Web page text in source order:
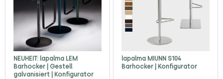
NEUHEIT: lapalma LEM
Barhocker | Gestell
galvanisiert | Konfigurator
lapalma MIUNN S104
Barhocker | Konfigurator